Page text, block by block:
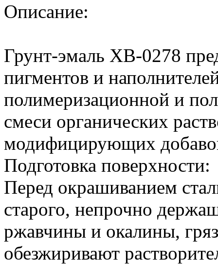
Описание:
Грунт-эмаль ХВ-0278
пигментов и
полимеризационной и
смеси органических
модифицирующих
Подготовка поверхности:
Перед окрашиванием
старого, непрочно
ржавчины и окалины,
обезжиривают